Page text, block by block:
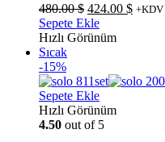
480.00$ Orijinal
fiyat:
480.00 $.
424.00 $Şu
+KDV
Sepete Ekle
Hızlı Görünüm
Sıcak
-15%
Sepete Ekle
Hızlı Görünüm
4.50 out of 5